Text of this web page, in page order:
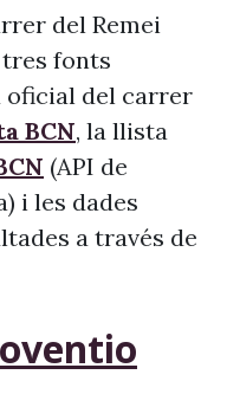
del Remei
fonts
oficial del carrer
BCN, la llista
(API de
i les dades
a través de